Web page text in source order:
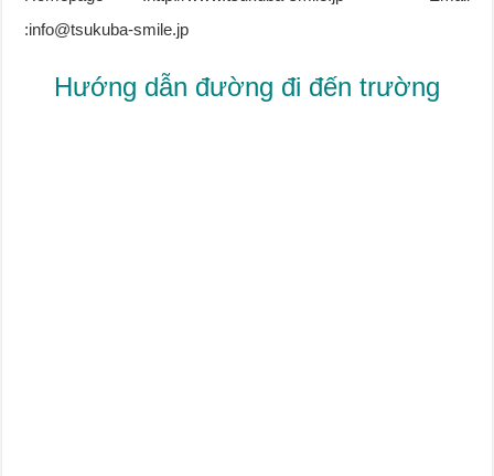
:info@tsukuba-smile.jp
Hướng dẫn đường đi đến trường